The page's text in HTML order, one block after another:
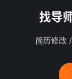
找导
简历修改